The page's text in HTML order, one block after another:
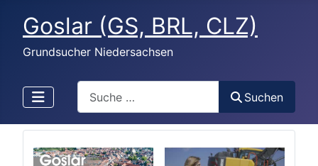
Goslar (GS, BRL, CLZ)
Grundsucher Niedersachsen
Suchen